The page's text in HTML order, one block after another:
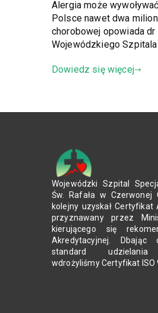
Alergia może
Polsce nawet dwa
chorobowej opowiada
Wojewódzkiego Szpitala
Dowiedz się więcej
Wojewódzki Szpital
Św. Rafała w Czerwonej
kolejny uzyskał Certyfikat
przyznawany przez
kierującego się
Akredytacyjnej. Dbając
standard udzielania
wdrożyliśmy Certyfikat ISO